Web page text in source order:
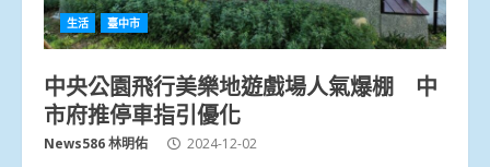
生活 臺中市
中央公園飛行美樂地遊戲場人氣爆棚 中
市府推停車指引優化
News586 林明佑 2024-12-02